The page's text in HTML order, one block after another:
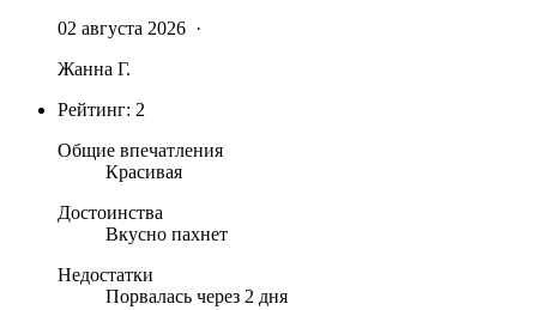
02 августа 2026 ·
Жанна Г.
Рейтинг: 2
Общие впечатления
Красивая
Достоинства
Вкусно пахнет
Недостатки
Порвалась через 2 дня